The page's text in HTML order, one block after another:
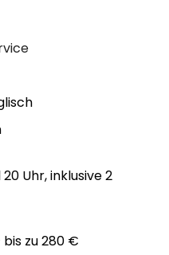
Uhr, inklusive 2
zu 280 €